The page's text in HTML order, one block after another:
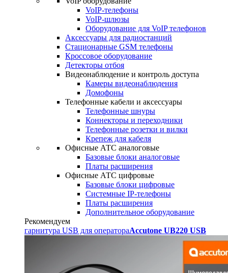
VoIP-телефоны
VoIP-шлюзы
Оборудование для VoIP телефонов
Аксессуары для радиостанций
Стационарные GSM телефоны
Кроссовое оборудование
Детекторы отбоя
Видеонаблюдение и контроль доступа
Камеры видеонаблюдения
Домофоны
Телефонные кабели и аксессуары
Телефонные шнуры
Коннекторы и переходники
Телефонные розетки и вилки
Крепеж для кабеля
Офисные АТС аналоговые
Базовые блоки аналоговые
Платы расширения
Офисные АТС цифровые
Базовые блоки цифровые
Системные IP-телефоны
Платы расширения
Дополнительное оборудование
Рекомендуем
гарнитура USB для оператораAccutone UB220 USB